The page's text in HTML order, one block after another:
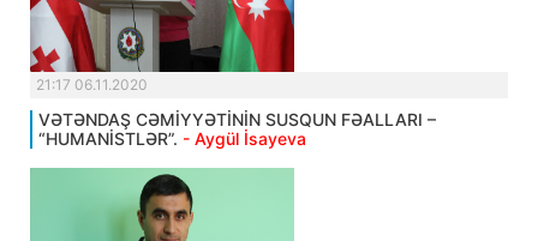
21:17 06.11.2020
VƏTƏNDAŞ CƏMİYYƏTİNİN SUSQUN FƏALLARI –
“HUMANİSTLƏR”. - Aygül İsayeva